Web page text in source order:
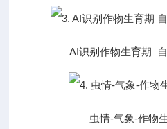
AI识别作物生育期
虫情-气象-作物